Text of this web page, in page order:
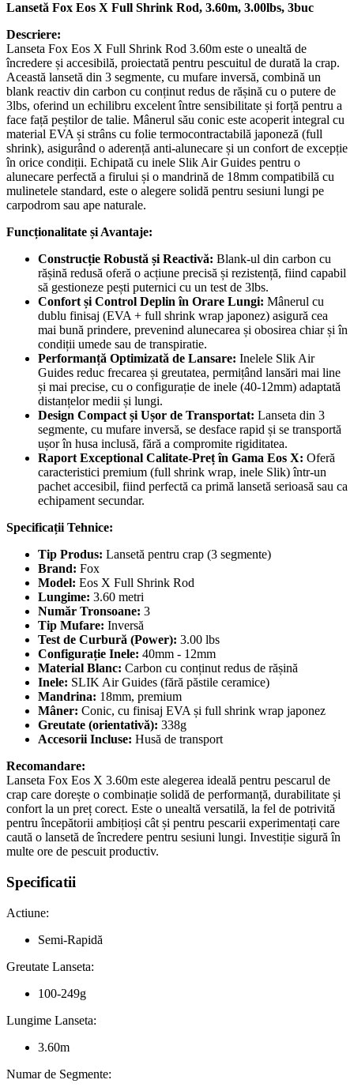
Lansetă Fox Eos X Full Shrink Rod, 3.60m, 3.00lbs, 3buc
Descriere:
Lanseta Fox Eos X Full Shrink Rod 3.60m este o unealtă de
încredere și accesibilă, proiectată pentru pescuitul de durată la crap.
Această lansetă din 3 segmente, cu mufare inversă, combină un
blank reactiv din carbon cu conținut redus de rășină cu o putere de
3lbs, oferind un echilibru excelent între sensibilitate și forță pentru a
face față peștilor de talie. Mânerul său conic este acoperit integral cu
material EVA și strâns cu folie termocontractabilă japoneză (full
shrink), asigurând o aderență anti-alunecare și un confort de excepție
în orice condiții. Echipată cu inele Slik Air Guides pentru o
alunecare perfectă a firului și o mandrină de 18mm compatibilă cu
mulinetele standard, este o alegere solidă pentru sesiuni lungi pe
carpodrom sau ape naturale.
Funcționalitate și Avantaje:
Construcție Robustă și Reactivă: Blank-ul din carbon cu
rășină redusă oferă o acțiune precisă și rezistență, fiind capabil
să gestioneze pești puternici cu un test de 3lbs.
Confort și Control Deplin în Orare Lungi: Mânerul cu
dublu finisaj (EVA + full shrink wrap japonez) asigură cea
mai bună prindere, prevenind alunecarea și obosirea chiar și în
condiții umede sau de transpiratie.
Performanță Optimizată de Lansare: Inelele Slik Air
Guides reduc frecarea și greutatea, permițând lansări mai line
și mai precise, cu o configurație de inele (40-12mm) adaptată
distanțelor medii și lungi.
Design Compact și Ușor de Transportat: Lanseta din 3
segmente, cu mufare inversă, se desface rapid și se transportă
ușor în husa inclusă, fără a compromite rigiditatea.
Raport Exceptional Calitate-Preț în Gama Eos X: Oferă
caracteristici premium (full shrink wrap, inele Slik) într-un
pachet accesibil, fiind perfectă ca primă lansetă serioasă sau ca
echipament secundar.
Specificații Tehnice:
Tip Produs: Lansetă pentru crap (3 segmente)
Brand: Fox
Model: Eos X Full Shrink Rod
Lungime: 3.60 metri
Număr Tronsoane: 3
Tip Mufare: Inversă
Test de Curbură (Power): 3.00 lbs
Configurație Inele: 40mm - 12mm
Material Blanc: Carbon cu conținut redus de rășină
Inele: SLIK Air Guides (fără păstile ceramice)
Mandrina: 18mm, premium
Mâner: Conic, cu finisaj EVA și full shrink wrap japonez
Greutate (orientativă): 338g
Accesorii Incluse: Husă de transport
Recomandare:
Lanseta Fox Eos X 3.60m este alegerea ideală pentru pescarul de
crap care dorește o combinație solidă de performanță, durabilitate și
confort la un preț corect. Este o unealtă versatilă, la fel de potrivită
pentru începătorii ambițioși cât și pentru pescarii experimentați care
caută o lansetă de încredere pentru sesiuni lungi. Investiție sigură în
multe ore de pescuit productiv.
Specificatii
Actiune:
Semi-Rapidă
Greutate Lanseta:
100-249g
Lungime Lanseta:
3.60m
Numar de Segmente: